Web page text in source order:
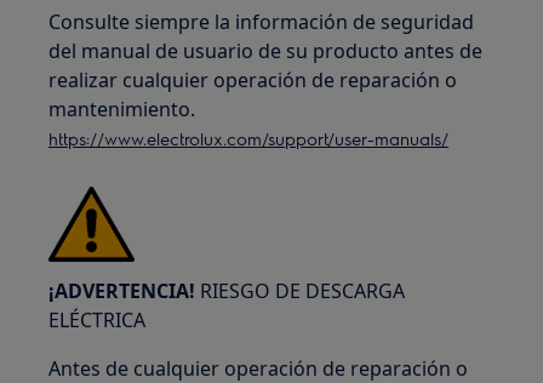
Consulte siempre la información de seguridad
del manual de usuario de su producto antes de
realizar cualquier operación de reparación o
mantenimiento.
https://www.electrolux.com/support/user-manuals/
¡ADVERTENCIA! RIESGO DE DESCARGA
ELÉCTRICA
Antes de cualquier operación de reparación o